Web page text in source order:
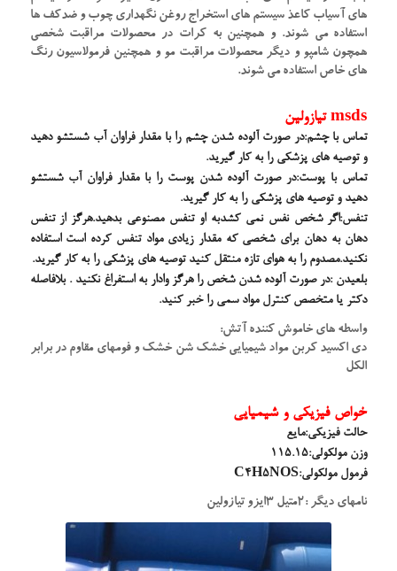
های آسیاب کاعذ سیستم های استخراج روغن نگهداری چوب و ضدکف ها
استفاده می شوند. و همچنین به کرات در محصولات مراقبت شخصی
همچون شامپو و دیگر محصولات مراقبت مو و همچنین فرمولاسیون رنگ
های خاص استفاده می شوند.
msds تیازولین
تماس با چشم:در صورت آلوده شدن چشم را با مقدار فراوان آب شستشو دهید
و توصیه های پزشکی را به کار گیرید.
تماس با پوست:در صورت آلوده شدن پوست را با مقدار فراوان آب شستشو
دهید و توصیه های پزشکی را به کار گیرید.
تنفس:اگر شخص نفس نمی کشدبه او تنفس مصنوعی بدهید.هرگز از تنفس
دهان به دهان برای شخصی که مقدار زیادی مواد تنفس کرده است استفاده
نکنید.مصدوم را به هوای تازه منتقل کنید توصیه های پزشکی را به کار گیرید.
بلعیدن :در صورت آلوده شدن شخص را هرگز وادار به استفراغ نکنید . بلافاصله
دکتر یا متخصص کنترل مواد سمی را خبر کنید.
واسطه های خاموش کننده آتش:
دی اکسید کربن مواد شیمیایی خشک شن خشک و فومهای مقاوم در برابر
الکل
خواص فیزیکی و شیمیایی
حالت فیزیکی:مایع
وزن مولکولی:115.15
فرمول مولکولی:C4H5NOS
نامهای دیگر :2متیل 3ایزو تیازولین